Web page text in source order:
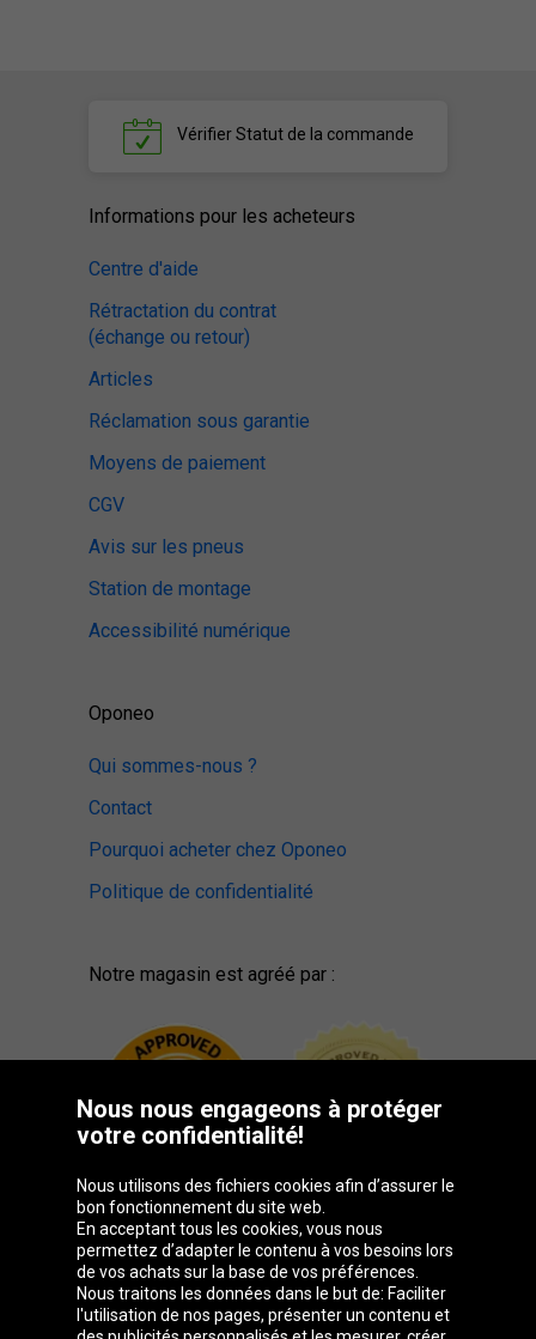
VérifierStatut de la commande
Informations pour les acheteurs
Centre d'aide
Rétractation du contrat
(échange ou retour)
Articles
Réclamation sous garantie
Moyens de paiement
CGV
Avis sur les pneus
Station de montage
Accessibilité numérique
Oponeo
Qui sommes-nous ?
Contact
Pourquoi acheter chez Oponeo
Politique de confidentialité
Notre magasin est agréé par :
Groupe Oponeo
Nous nous engageons à protéger
votre confidentialité!
Nous utilisons des fichiers cookies afin d’assurer le
bon fonctionnement du site web.
En acceptant tous les cookies, vous nous
permettez d’adapter le contenu à vos besoins lors
de vos achats sur la base de vos préférences.
Nous traitons les données dans le but de: Faciliter
l'utilisation de nos pages, présenter un contenu et